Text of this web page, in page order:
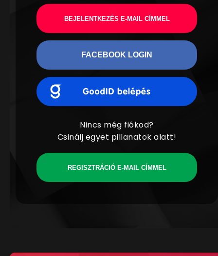
BEJELENTKEZÉS E-MAIL CÍMMEL
FACEBOOK LOGIN
Nincs még fiókod?
Csinálj egyet pillanatok alatt!
REGISZTRÁCIÓ E-MAIL CÍMMEL